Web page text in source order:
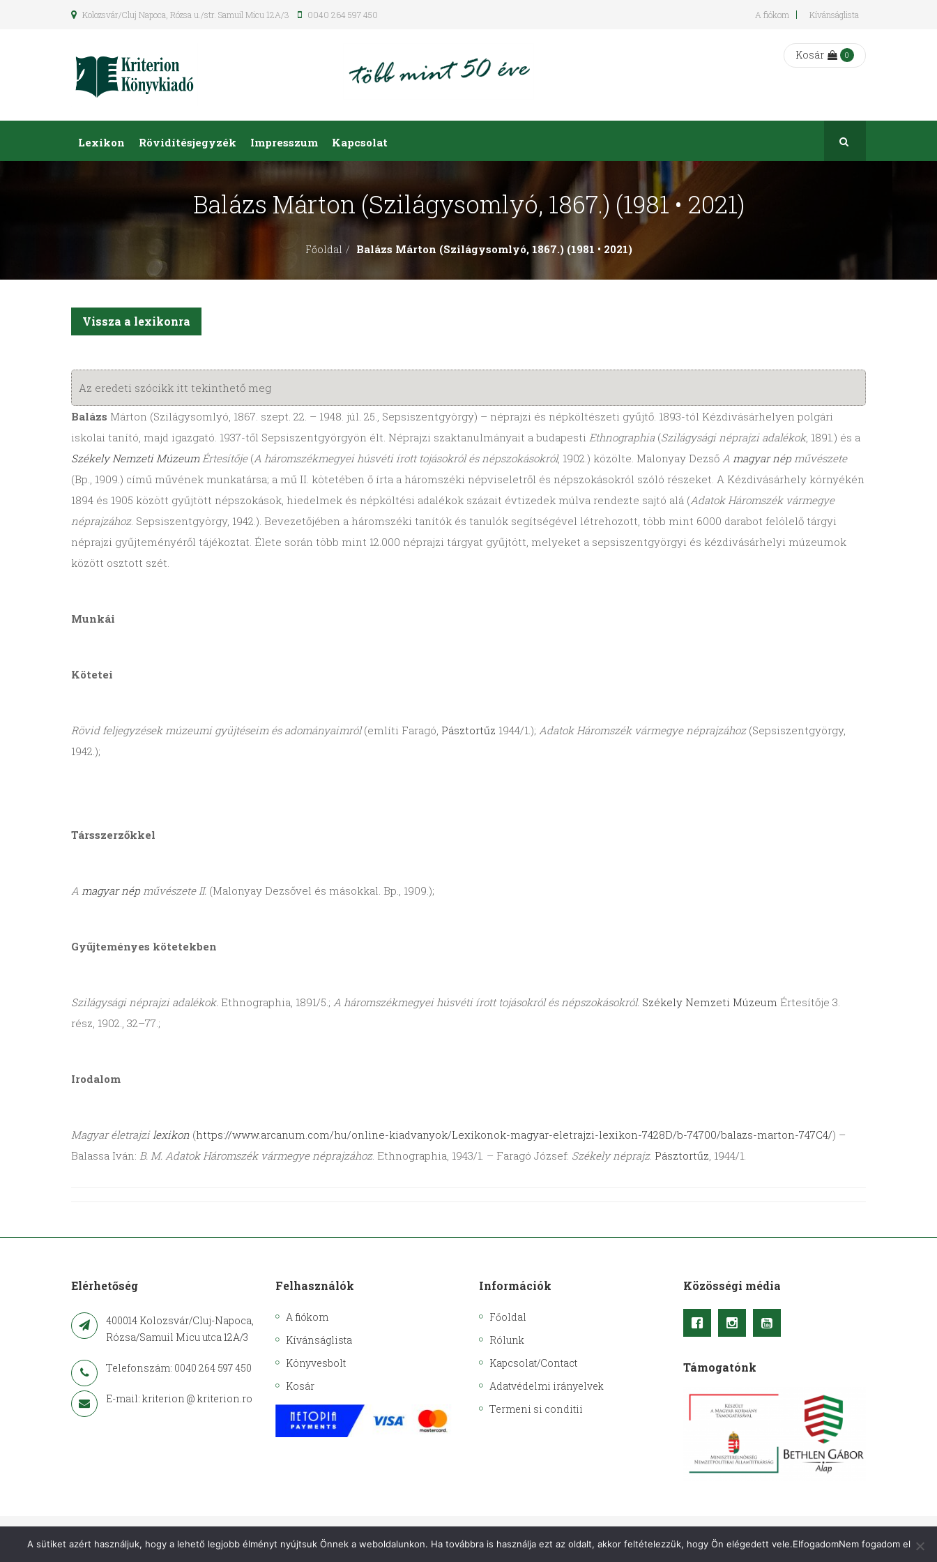
Kolozsvár/Cluj Napoca, Rózsa u./str. Samuil Micu 12A/3 0040 264 597 450 A fiókom Kívánságlista
Kosár 0
Lexikon Rövidítésjegyzék Impresszum Kapcsolat
Balázs Márton (Szilágysomlyó, 1867.) (1981 • 2021)
Főoldal Balázs Márton (Szilágysomlyó, 1867.) (1981 • 2021)
Vissza a lexikonra
Az eredeti szócikk itt tekinthető meg
Balázs Márton (Szilágysomlyó, 1867. szept. 22. – 1948. júl. 25., Sepsiszentgyörgy) – néprajzi és népköltészeti gyűjtő. 1893-tól Kézdivásárhelyen polgári
iskolai tanító, majd igazgató. 1937-től Sepsiszentgyörgyön élt. Néprajzi szaktanulmányait a budapesti Ethnographia (Szilágysági néprajzi adalékok, 1891.) és a
Székely Nemzeti MúzeumÉrtesítője(A háromszékmegyei húsvéti írott tojásokról és népszokásokról, 1902.) közölte. Malonyay Dezső A magyar népművészete
(Bp., 1909.) című művének munkatársa; a mű II. kötetében ő írta a háromszéki népviseletről és népszokásokról szóló részeket. A Kézdivásárhely környékén
1894 és 1905 között gyűjtött népszokások, hiedelmek és népköltési adalékok százait évtizedek múlva rendezte sajtó alá (Adatok Háromszék vármegye
néprajzához. Sepsiszentgyörgy, 1942.). Bevezetőjében a háromszéki tanítók és tanulók segítségével létrehozott, több mint 6000 darabot felölelő tárgyi
néprajzi gyűjteményéről tájékoztat. Élete során több mint 12.000 néprajzi tárgyat gyűjtött, melyeket a sepsiszentgyörgyi és kézdivásárhelyi múzeumok
között osztott szét.
Munkái
Kötetei
Rövid feljegyzések múzeumi gyüjtéseim és adományaimról(említi Faragó, Pásztortűz 1944/1.); Adatok Háromszék vármegye néprajzához (Sepsiszentgyörgy,
1942.);
Társszerzőkkel
A magyar népművészete II. (Malonyay Dezsővel és másokkal. Bp., 1909.);
Gyűjteményes kötetekben
Szilágysági néprajzi adalékok. Ethnographia, 1891/5.; A háromszékmegyei húsvéti írott tojásokról és népszokásokról. Székely Nemzeti Múzeum Értesítője 3.
rész, 1902., 32–77.;
Irodalom
Magyar életrajzilexikon (https://www.arcanum.com/hu/online-kiadvanyok/Lexikonok-magyar-eletrajzi-lexikon-7428D/b-74700/balazs-marton-747C4/) –
Balassa Iván: B. M. Adatok Háromszék vármegye néprajzához. Ethnographia, 1943/1. – Faragó József: Székely néprajz. Pásztortűz, 1944/1.
Elérhetőség
400014 Kolozsvár/Cluj-Napoca,
Rózsa/Samuil Micu utca 12A/3
Telefonszám: 0040 264 597 450
E-mail: kriterion @ kriterion.ro
Felhasználók
A fiókom
Kívánságlista
Könyvesbolt
Kosár
Információk
Főoldal
Rólunk
Kapcsolat/Contact
Adatvédelmi irányelvek
Termeni si conditii
Közösségi média
Támogatónk
Copyright © 2021– Kriterion. Minden jog fenntartva. A honlapot készítette:OkkWebMedia
A sütiket azért használjuk, hogy a lehető legjobb élményt nyújtsuk Önnek a weboldalunkon. Ha továbbra is használja ezt az oldalt, akkor feltételezzük, hogy Ön elégedett vele.ElfogadomNem fogadom el